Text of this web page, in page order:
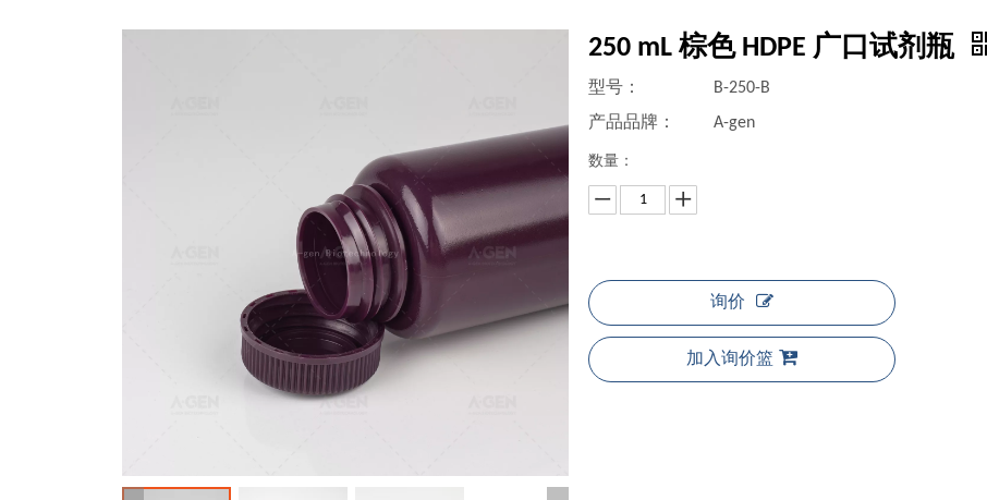
250 mL 棕色 HDPE 广口试剂瓶
型号：
B-250-B
产品品牌：
A-gen
数量：
询价
加入询价篮